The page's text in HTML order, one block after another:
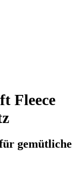
Fleece
gemütliche